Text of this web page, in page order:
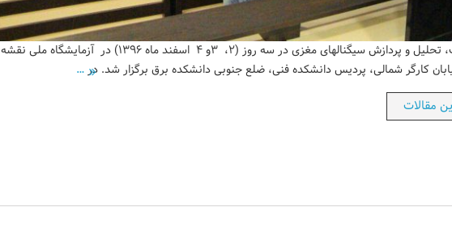
هشتمین کارگاه پیشرفته ثبت، تحلیل و پردازش سیگنالهای مغزی در سه روز (۲، ۳و ۴ اسفند ماه ۱۳۹۶) در آزمایشگاه ملی نقشه
کارگر شمالی، پردیس دانشکده فنی، ضلع جنوبی دانشکده برق برگزار شد. در…
مقالات